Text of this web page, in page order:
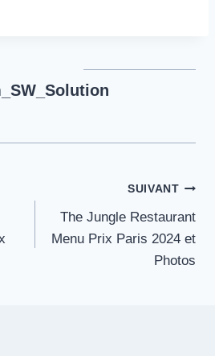
SUIVANT
The Jungle Restaurant
Menu Prix Paris 2024 et
Photos